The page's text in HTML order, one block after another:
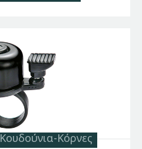
Κουδούνια-Κόρνες